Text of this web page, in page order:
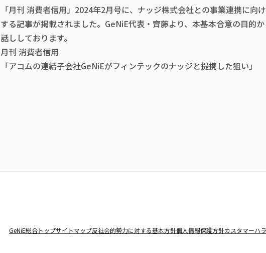
「月刊 消費者信用」2024年2月号に、ナッジ株式会社との事業連携に向
する記事が掲載されました。GeNiE代表・齊藤より、本基本合意の目的
話ししております。
月刊 消費者信用
「アコムの連結子会社GeNiEがフィンテックのナッジと提携した狙い」
GeNiE総合トップサイトマップ反社会的勢力に対する基本方針個人情報保護方針カスタマーハ